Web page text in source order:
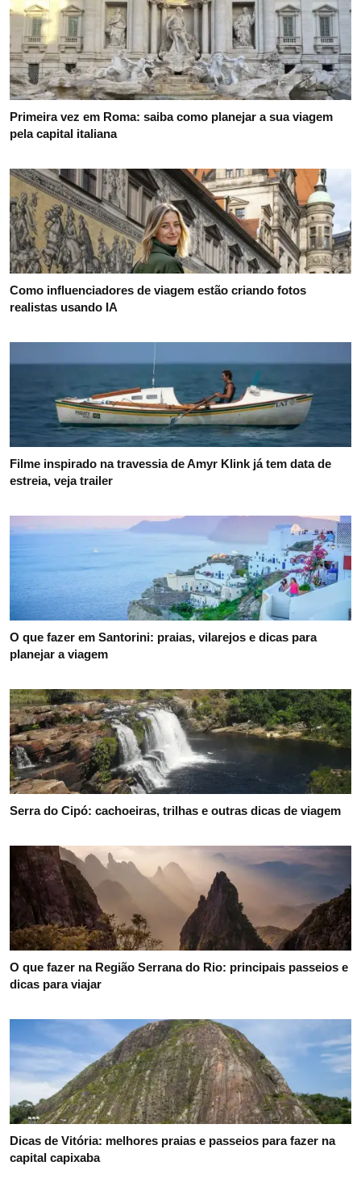
Primeira vez em Roma: saiba como planejar a sua viagem
pela capital italiana
Como influenciadores de viagem estão criando fotos
realistas usando IA
Filme inspirado na travessia de Amyr Klink já tem data de
estreia, veja trailer
O que fazer em Santorini: praias, vilarejos e dicas para
planejar a viagem
Serra do Cipó: cachoeiras, trilhas e outras dicas de viagem
O que fazer na Região Serrana do Rio: principais passeios e
dicas para viajar
Dicas de Vitória: melhores praias e passeios para fazer na
capital capixaba